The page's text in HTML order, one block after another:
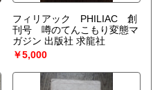
フィリアック PHILIAC 創
刊号 噂のてんこもり変態マ
ガジン 出版社 求龍社
￥5,000